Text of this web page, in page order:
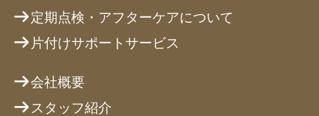
定期点検・アフターケアについて
片付けサポートサービス
会社概要
スタッフ紹介